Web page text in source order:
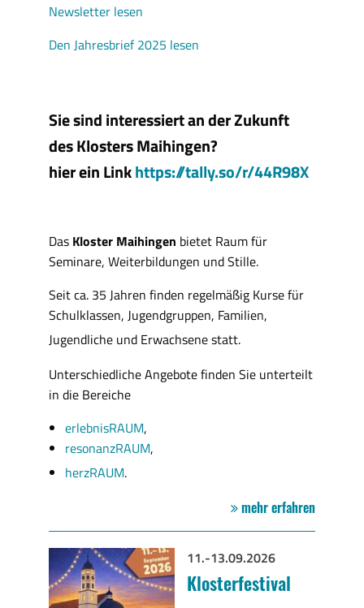
Newsletter lesen
Den Jahresbrief 2025 lesen
Sie sind interessiert an der Zukunft
des Klosters Maihingen?
hier ein Linkhttps://tally.so/r/44R98X
Das Kloster Maihingen bietet Raum für
Seminare, Weiterbildungen und Stille.
Seit ca. 35 Jahren finden regelmäßig Kurse für
Schulklassen, Jugendgruppen, Familien,
Jugendliche und Erwachsene statt.
Unterschiedliche Angebote finden Sie unterteilt
in die Bereiche
erlebnisRAUM,
resonanzRAUM,
herzRAUM.
mehr erfahren
11.-13.09.2026
Klosterfestival